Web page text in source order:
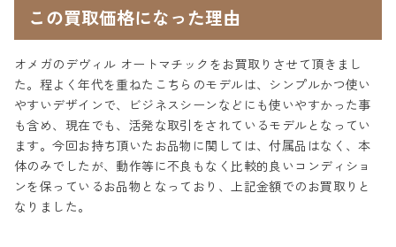
この買取価格になった理由
オメガのデヴィル オートマチックをお買取りさせて頂きまし
た。程よく年代を重ねたこちらのモデルは、シンプルかつ使い
やすいデザインで、ビジネスシーンなどにも使いやすかった事
も含め、現在でも、活発な取引をされているモデルとなってい
ます。今回お持ち頂いたお品物に関しては、付属品はなく、本
体のみでしたが、動作等に不良もなく比較的良いコンディショ
ンを保っているお品物となっており、上記金額でのお買取りと
なりました。